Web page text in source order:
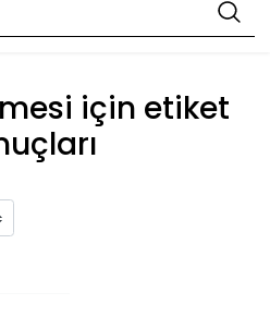
için etiket